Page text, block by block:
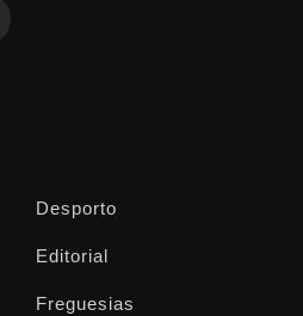
Desporto
Editorial
Freguesias